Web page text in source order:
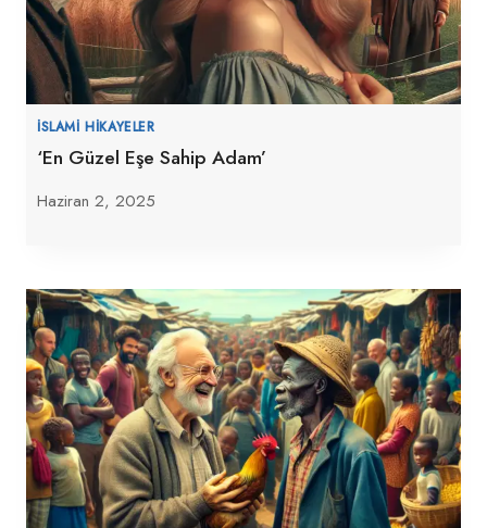
İSLAMI HIKAYELER
‘En Güzel Eşe Sahip Adam’
Haziran 2, 2025